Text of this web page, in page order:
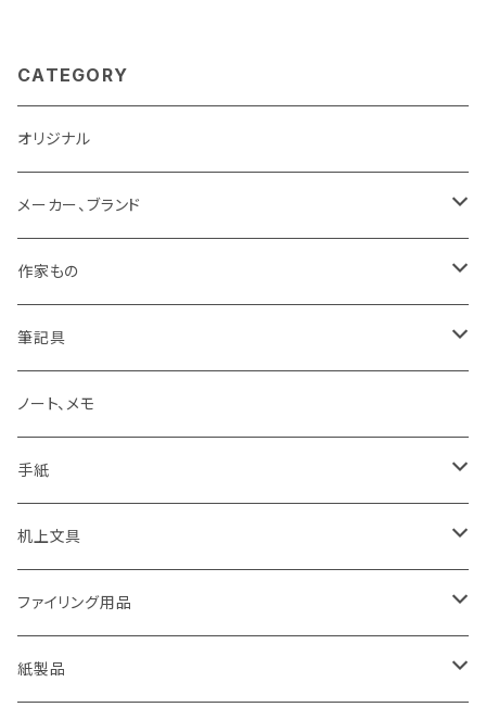
CATEGORY
オリジナル
メーカー、ブランド
LAMY
Pelikan
KAWEKO
LYRA
rotling
Laufern
EISEN
作家もの
オギハラナミ
Noritake
カキノジン
フジワラリツ
kanaexpress
久奈屋
筆記具
鉛筆まわり
ボールペン
カラーペン
シャープペンシル、芯ホルダー
万年筆
ノート、メモ
手紙
ポストカード
ミニカード
便箋、一筆箋
机上文具
糊、テープ、テープカッター
ハンコ、スタンプ、スタンプ台
ファイリング用品
クリップボード
紙製品